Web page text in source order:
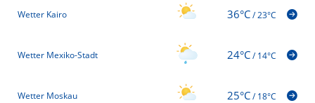
Wetter Kairo 36°C/23°C
Wetter Mexiko-Stadt 24°C/14°C
Wetter Moskau 25°C/18°C